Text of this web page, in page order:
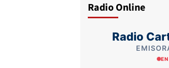
Radio Online
Radio